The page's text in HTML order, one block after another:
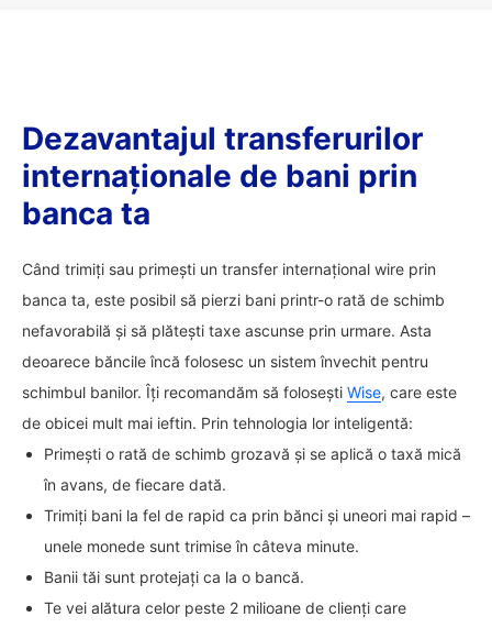
Dezavantajul transferurilor
internaționale de bani prin
banca ta
Când trimiți sau primești un transfer internațional wire prin
banca ta, este posibil să pierzi bani printr-o rată de schimb
nefavorabilă și să plătești taxe ascunse prin urmare. Asta
deoarece băncile încă folosesc un sistem învechit pentru
schimbul banilor. Îți recomandăm să folosești Wise, care este
de obicei mult mai ieftin. Prin tehnologia lor inteligentă:
Primești o rată de schimb grozavă și se aplică o taxă mică
în avans, de fiecare dată.
Trimiți bani la fel de rapid ca prin bănci și uneori mai rapid –
unele monede sunt trimise în câteva minute.
Banii tăi sunt protejați ca la o bancă.
Te vei alătura celor peste 2 milioane de clienți care